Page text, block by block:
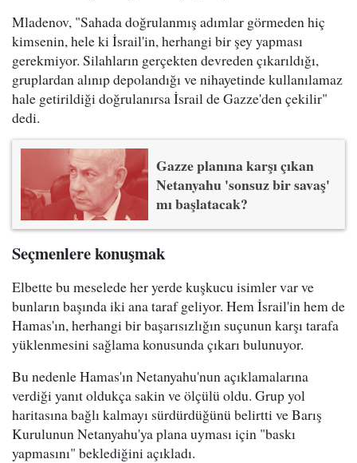
Mladenov, "Sahada doğrulanmış adımlar görmeden hiç
kimsenin, hele ki İsrail'in, herhangi bir şey yapması
gerekmiyor. Silahların gerçekten devreden çıkarıldığı,
gruplardan alınıp depolandığı ve nihayetinde kullanılamaz
hale getirildiği doğrulanırsa İsrail de Gazze'den çekilir"
dedi.
Gazze planına karşı çıkan
Netanyahu 'sonsuz bir savaş'
mı başlatacak?
Seçmenlere konuşmak
Elbette bu meselede her yerde kuşkucu isimler var ve
bunların başında iki ana taraf geliyor. Hem İsrail'in hem de
Hamas'ın, herhangi bir başarısızlığın suçunun karşı tarafa
yüklenmesini sağlama konusunda çıkarı bulunuyor.
Bu nedenle Hamas'ın Netanyahu'nun açıklamalarına
verdiği yanıt oldukça sakin ve ölçülü oldu. Grup yol
haritasına bağlı kalmayı sürdürdüğünü belirtti ve Barış
Kurulunun Netanyahu'ya plana uyması için "baskı
yapmasını" beklediğini açıkladı.